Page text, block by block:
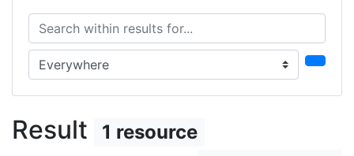
Search within results for...
Search in...
Result 1 resource